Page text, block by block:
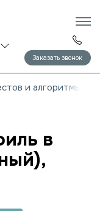
Заказать звонок
и алгоритмы
в